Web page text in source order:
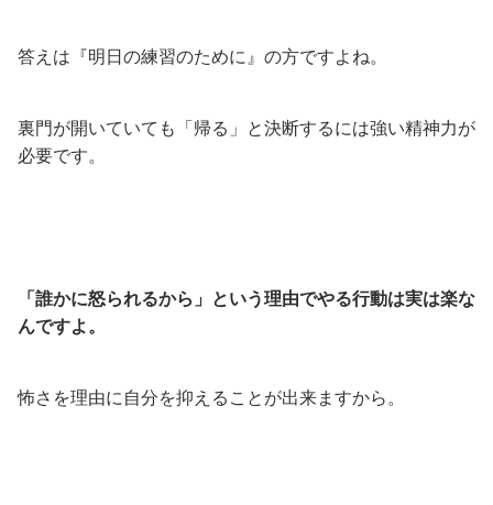
答えは『明日の練習のために』の方ですよね。
裏門が開いていても「帰る」と決断するには強い精神力が
必要です。
「誰かに怒られるから」という理由でやる行動は実は楽な
んですよ。
怖さを理由に自分を抑えることが出来ますから。